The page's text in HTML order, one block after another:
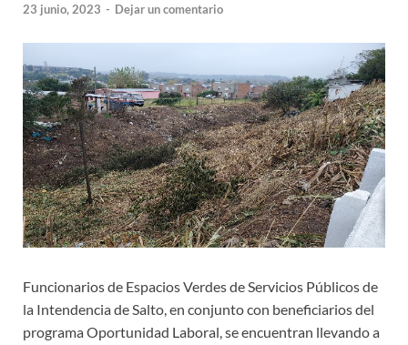
23 junio, 2023 - Dejar un comentario
Funcionarios de Espacios Verdes de Servicios Públicos de
la Intendencia de Salto, en conjunto con beneficiarios del
programa Oportunidad Laboral, se encuentran llevando a